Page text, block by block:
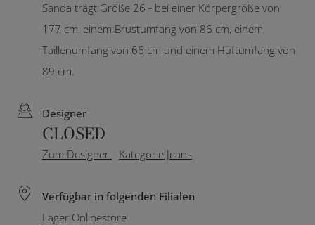
Sanda trägt Größe 26 - bei einer Körpergröße von
177 cm, einem Brustumfang von 86 cm, einem
Taillenumfang von 66 cm und einem Hüftumfang von
89 cm.
Designer
CLOSED
Zum Designer Kategorie Jeans
Verfügbar in folgenden Filialen
Lager Onlinestore